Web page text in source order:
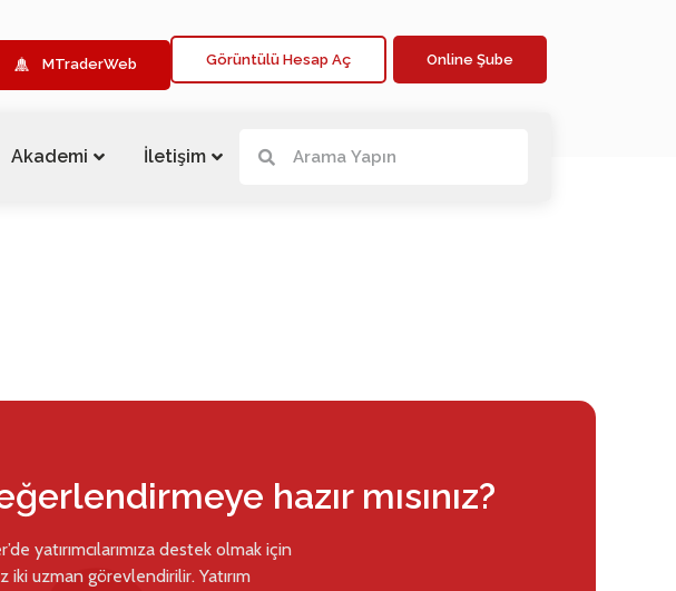
MTraderWeb Görüntülü Hesap Aç Online Şube
Akademi İletişim
hazır mısınız?
yatırımcılarımıza destek olmak için
iki uzman görevlendirilir. Yatırım